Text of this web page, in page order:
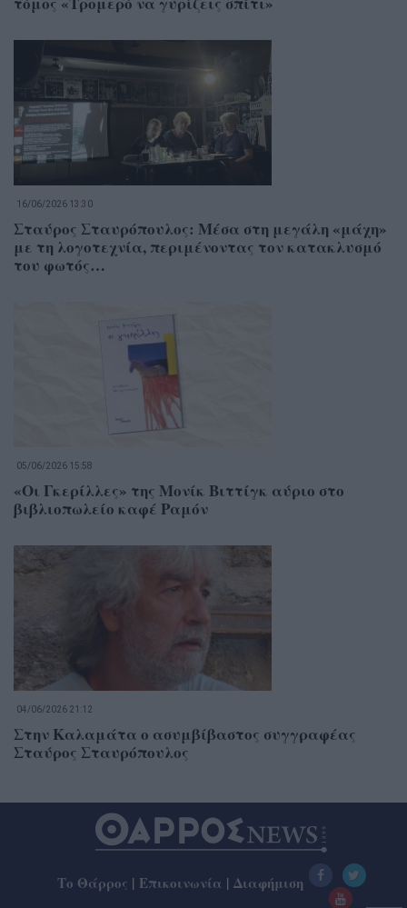
16/06/2026 13:30
Σταύρος Σταυρόπουλος: Μέσα στη μεγάλη «μάχη»
με τη λογοτεχνία, περιμένοντας τον κατακλυσμό
του φωτός…
05/06/2026 15:58
«Οι Γκερίλλες» της Μονίκ Βιττίγκ αύριο στο
βιβλιοπωλείο καφέ Ραμόν
04/06/2026 21:12
Στην Καλαμάτα ο ασυμβίβαστος συγγραφέας
Σταύρος Σταυρόπουλος
Το Θάρρος | Επικοινωνία | Διαφήμιση